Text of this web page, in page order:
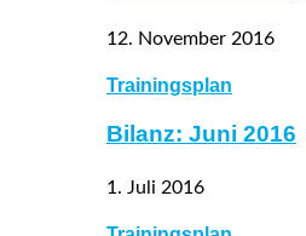
12. November 2016
Trainingsplan
Bilanz: Juni 2016
1. Juli 2016